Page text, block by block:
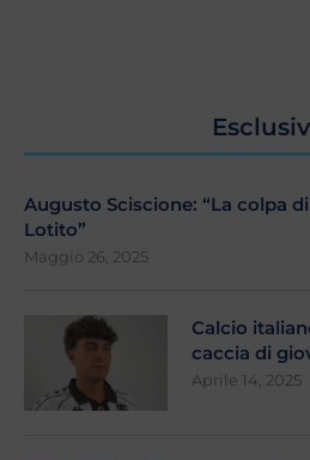
Augusto Sciscione: “La colpa
Lotito”
Maggio 26, 2025
Calcio
caccia di
Aprile 14, 2025